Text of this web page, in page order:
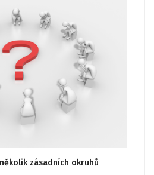
zásadních okruhů